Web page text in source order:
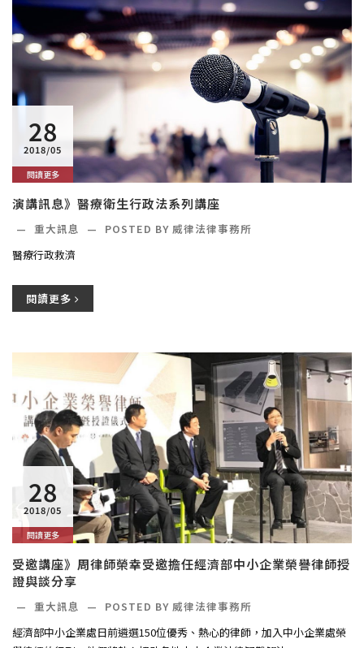
28
2018/05
閱讀更多
演講訊息》醫療衛生行政法系列講座
— 重大訊息 —
POSTED BY 威律法律事務所
醫療行政救濟
閱讀更多
28
2018/05
閱讀更多
受邀講座》周律師榮幸受邀擔任經濟部中小企業榮譽律師授
證與談分享
— 重大訊息 —
POSTED BY 威律法律事務所
經濟部中小企業處日前遴選150位優秀、熱心的律師，加入中小企業處榮